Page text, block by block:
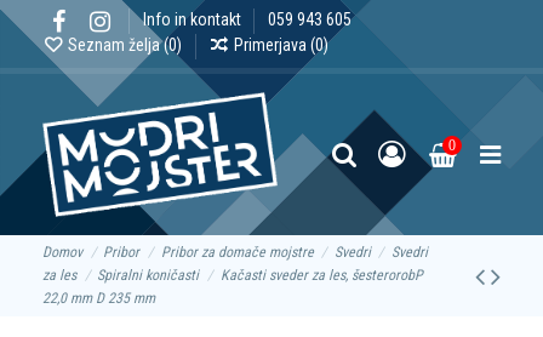
Info in kontakt
059 943 605
Seznam želja (0) Primerjava (0)
0
Domov Pribor Pribor za domače mojstre Svedri
Svedri
za les
Spiralni koničasti
Kačasti sveder za les, šesterorobP
22,0 mm D 235 mm